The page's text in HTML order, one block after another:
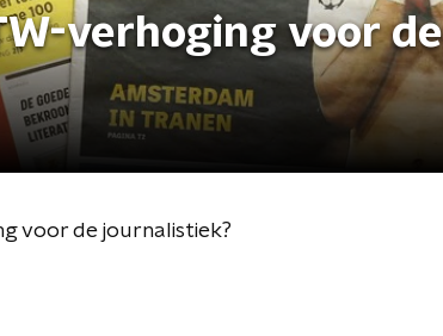
verhoging voor de
voor de journalistiek?